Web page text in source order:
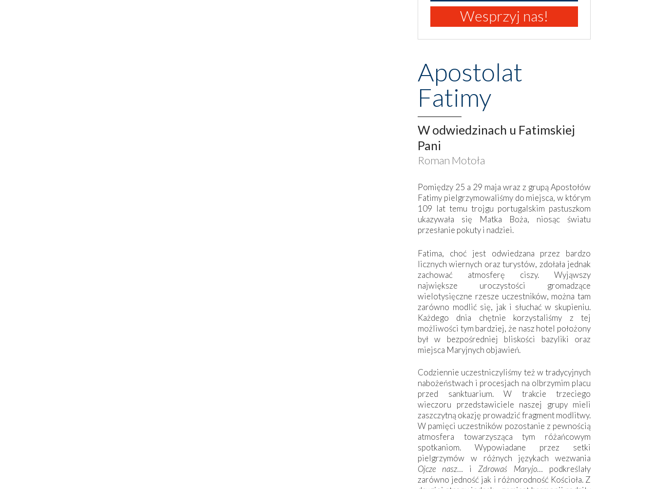
Wesprzyj nas!
Apostolat
Fatimy
W odwiedzinach u Fatimskiej
Pani
Roman Motoła
Pomiędzy 25 a 29 maja wraz z grupą Apostołów
Fatimy pielgrzymowaliśmy do miejsca, w którym
109 lat temu trojgu portugalskim pastuszkom
ukazywała się Matka Boża, niosąc światu
przesłanie pokuty i nadziei.
Fatima, choć jest odwiedzana przez bardzo
licznych wiernych oraz turystów, zdołała jednak
zachować atmosferę ciszy. Wyjąwszy
największe uroczystości gromadzące
wielotysięczne rzesze uczestników, można tam
zarówno modlić się, jak i słuchać w skupieniu.
Każdego dnia chętnie korzystaliśmy z tej
możliwości tym bardziej, że nasz hotel położony
był w bezpośredniej bliskości bazyliki oraz
miejsca Maryjnych objawień.
Codziennie uczestniczyliśmy też w tradycyjnych
nabożeństwach i procesjach na olbrzymim placu
przed sanktuarium. W trakcie trzeciego
wieczoru przedstawiciele naszej grupy mieli
zaszczytną okazję prowadzić fragment modlitwy.
W pamięci uczestników pozostanie z pewnością
atmosfera towarzysząca tym różańcowym
spotkaniom. Wypowiadane przez setki
pielgrzymów w różnych językach wezwania
Ojcze nasz… i Zdrowaś Maryjo… podkreślały
zarówno jedność jak i różnorodność Kościoła. Z